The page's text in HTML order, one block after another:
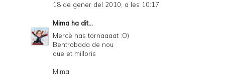
18 de gener del 2010, a les 10:17
Mima ha dit...
Mercè has tornaaaat :O)
Bentrobada de nou
que et milloris
Mima